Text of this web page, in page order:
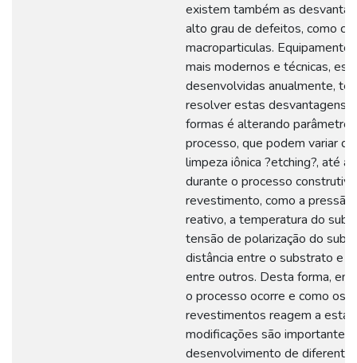
existem também as
alto grau de defeitos, como
macroparticulas.
mais modernos e técnicas,
desenvolvidas anualmente,
resolver estas desvantagens.
formas é alterando
processo, que podem variar
limpeza iônica ?etching?, até
durante o processo
revestimento, como a pressão
reativo, a temperatura do
tensão de polarização do
distância entre o substrato e
entre outros. Desta forma,
o processo ocorre e como os
revestimentos reagem a estas
modificações são importantes
desenvolvimento de